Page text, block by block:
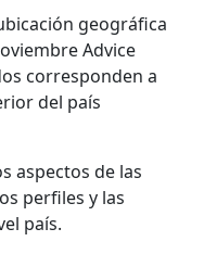
geográfica
Advice
corresponden a
del país
aspectos de las
perfiles y las
país.